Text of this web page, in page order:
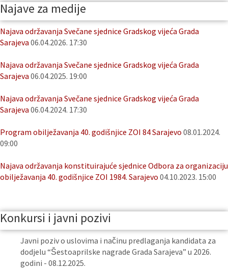
Najave za medije
Najava održavanja Svečane sjednice Gradskog vijeća Grada
Sarajeva 06.04.2026. 17:30
Najava održavanja Svečane sjednice Gradskog vijeća Grada
Sarajeva 06.04.2025. 19:00
Najava održavanja Svečane sjednice Gradskog vijeća Grada
Sarajeva 06.04.2024. 17:30
Program obilježavanja 40. godišnjice ZOI 84 Sarajevo 08.01.2024.
09:00
Najava održavanja konstituirajuće sjednice Odbora za organizaciju
obilježavanja 40. godišnjice ZOI 1984. Sarajevo 04.10.2023. 15:00
Konkursi i javni pozivi
Javni poziv o uslovima i načinu predlaganja kandidata za
dodjelu “Šestoaprilske nagrade Grada Sarajeva” u 2026.
godini - 08.12.2025.